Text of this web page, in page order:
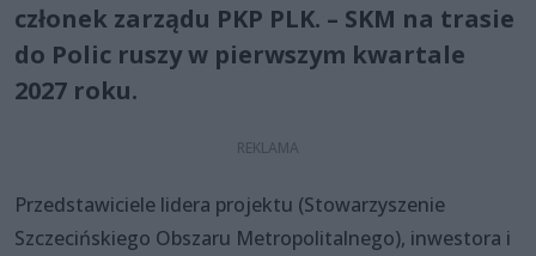
członek zarządu PKP PLK. – SKM na trasie
do Polic ruszy w pierwszym kwartale
2027 roku.
Przedstawiciele lidera projektu (Stowarzyszenie
Szczecińskiego Obszaru Metropolitalnego), inwestora i